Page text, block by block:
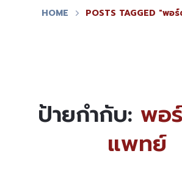
HOME POSTS TAGGED "พอ
ป้ายกำกับ: พอ
แพทย์